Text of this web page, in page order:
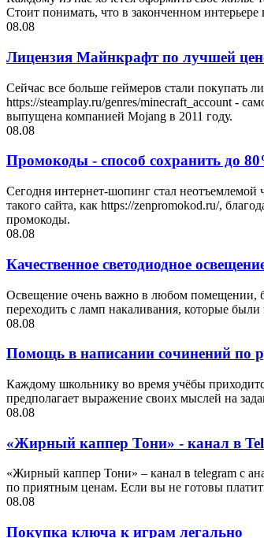
Стоит понимать, что в законченном
08.08
Лицензия Майнкрафт по лучшей
Сейчас все больше геймеров стали покупать
https://steamplay.ru/genres/minecraft_account -
выпущена компанией Mojang в 2011 году.
08.08
Промокоды - способ сохранить до
Сегодня интернет-шопинг стал
такого сайта, как https://zenpromokod.ru/,
промокоды.
08.08
Качественное светодиодное
Освещение очень важно в любом помещении,
переходить с ламп накаливания, которые
08.08
Помощь в написании сочинений по
Каждому школьнику во время учёбы
предполагает выражение своих мыслей на
08.08
«Жирный каппер Тони» - канал в
«Жирный каппер Тони» – канал в telegram с
по приятным ценам. Если вы не готовы платить
08.08
Покупка ключа к играм легально